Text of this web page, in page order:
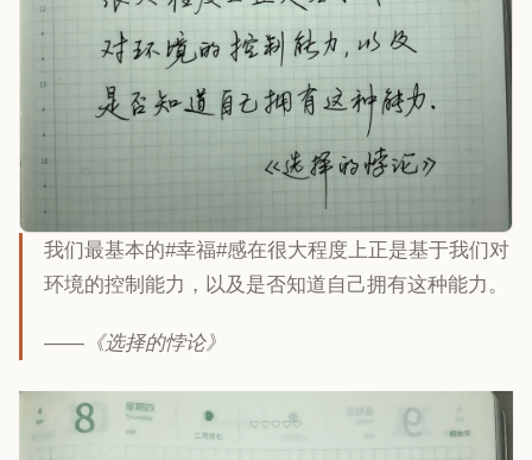
我们最基本的#幸福#感在很大程度上正是基于我们对
环境的控制能力，以及是否知道自己拥有这种能力。
——《选择的悖论》